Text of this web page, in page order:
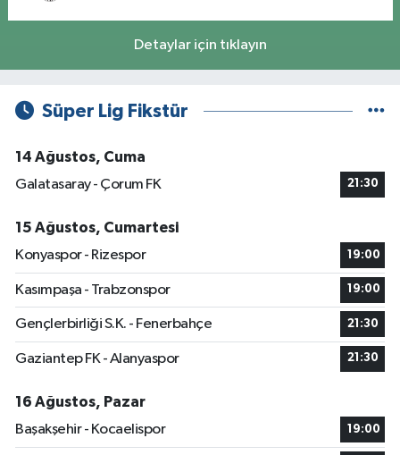
Detaylar için tıklayın
Süper Lig Fikstür
14 Ağustos, Cuma
Galatasaray - Çorum FK
21:30
15 Ağustos, Cumartesi
Konyaspor - Rizespor
19:00
Kasımpaşa - Trabzonspor 19:00
Gençlerbirliği S.K. - Fenerbahçe 21:30
Gaziantep FK - Alanyaspor 21:30
16 Ağustos, Pazar
Başakşehir - Kocaelispor
19:00